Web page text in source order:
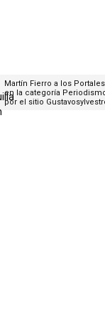
Martín Fierro a los
en la categoría
por el sitio